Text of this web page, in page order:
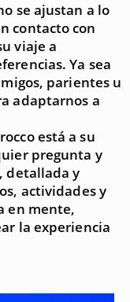
se ajustan a lo
contacto con
viaje a
Ya sea
parientes u
adaptarnos a
está a su
pregunta y
detallada y
actividades y
en mente,
la experiencia